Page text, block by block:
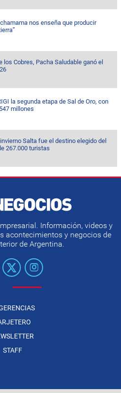
nos enseña que producir
los Cobres, Pacha Saludable ganó el
la segunda etapa de Sal de Oro, con
millones
Salta fue el destino elegido del
267.000 turistas
Información, videos y
acontecimientos y negocios de
de Argentina.
STAFF